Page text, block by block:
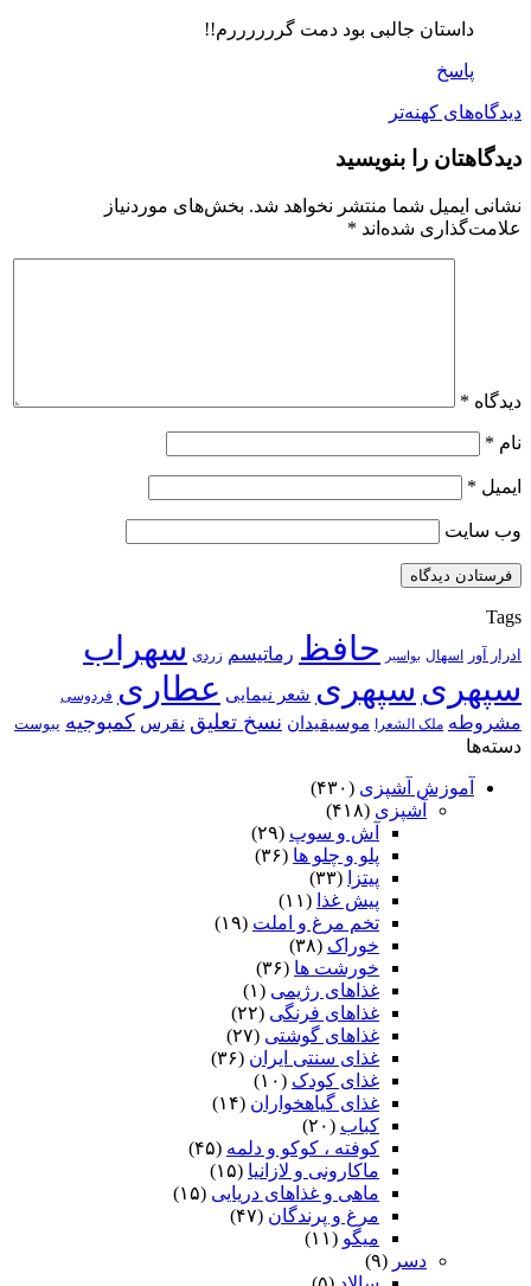
داستان جالبی بود دمت گررررررم!!
پاسخ
راهبری
دیدگاه‌ها
دیدگاه‌های کهنه‌تر
دیدگاهتان را بنویسید
نشانی ایمیل شما منتشر نخواهد شد. بخش‌های موردنیاز
علامت‌گذاری شده‌اند *
دیدگاه *
نام *
ایمیل *
وب‌ سایت
Tags
ادرار آور اسهال بواسیر حافظ رماتیسم زردی سهراب
سپهری سپهری شعر نیمایی عطاری فردوسی
مشروطه ملک الشعرا موسیقیدان نسخ تعلیق نقرس کمبوجیه یبوست
دسته‌ها
آموزش آشپزی (۴۳۰)
آشپزی (۴۱۸)
آش و سوپ (۲۹)
پلو و چلو ها (۳۶)
پیتزا
(۳۳)
پیش غذا (۱۱)
تخم مرغ و املت (۱۹)
خوراک (۳۸)
خورشت ها (۳۶)
غذاهای رژیمی (۱)
غذاهای فرنگی (۲۲)
غذاهای گوشتی (۲۷)
غذای سنتی ایران (۳۶)
غذای کودک (۱۰)
غذای گیاهخواران (۱۴)
کباب (۲۰)
کوفته ، کوکو و دلمه (۴۵)
ماکارونی و لازانیا (۱۵)
ماهی و غذاهای دریایی (۱۵)
مرغ و پرندگان (۴۷)
میگو (۱۱)
دسر (۹)